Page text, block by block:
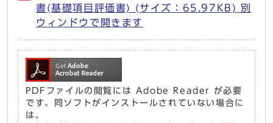
書(基礎項目評価書) (サイズ：65.97KB) 別
ウィンドウで開きます
PDFファイルの閲覧には Adobe Reader が必要
です。同ソフトがインストールされていない場合に
は、